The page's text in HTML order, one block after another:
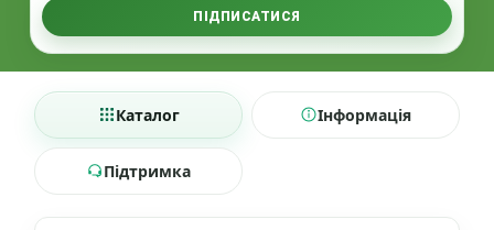
ПІДПИСАТИСЯ
Каталог Інформація
Підтримка